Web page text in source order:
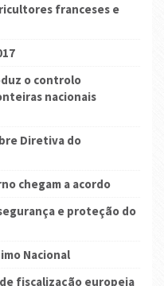
franceses e
o controlo
nacionais
Diretiva do
chegam a acordo
e proteção do
Nacional
de fiscalização europeia